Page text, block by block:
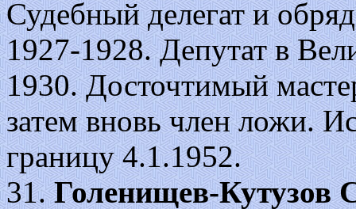
Судебный делегат и
1927-1928. Депутат в
1930. Досточтимый
затем вновь член ложи.
границу 4.1.1952.
31.Голенищев-Кутузов